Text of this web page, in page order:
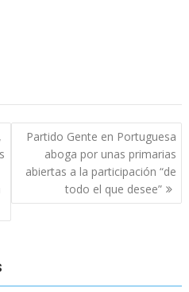
Partido Gente en Portuguesa
aboga por unas primarias
abiertas a la participación “de
todo el que desee”